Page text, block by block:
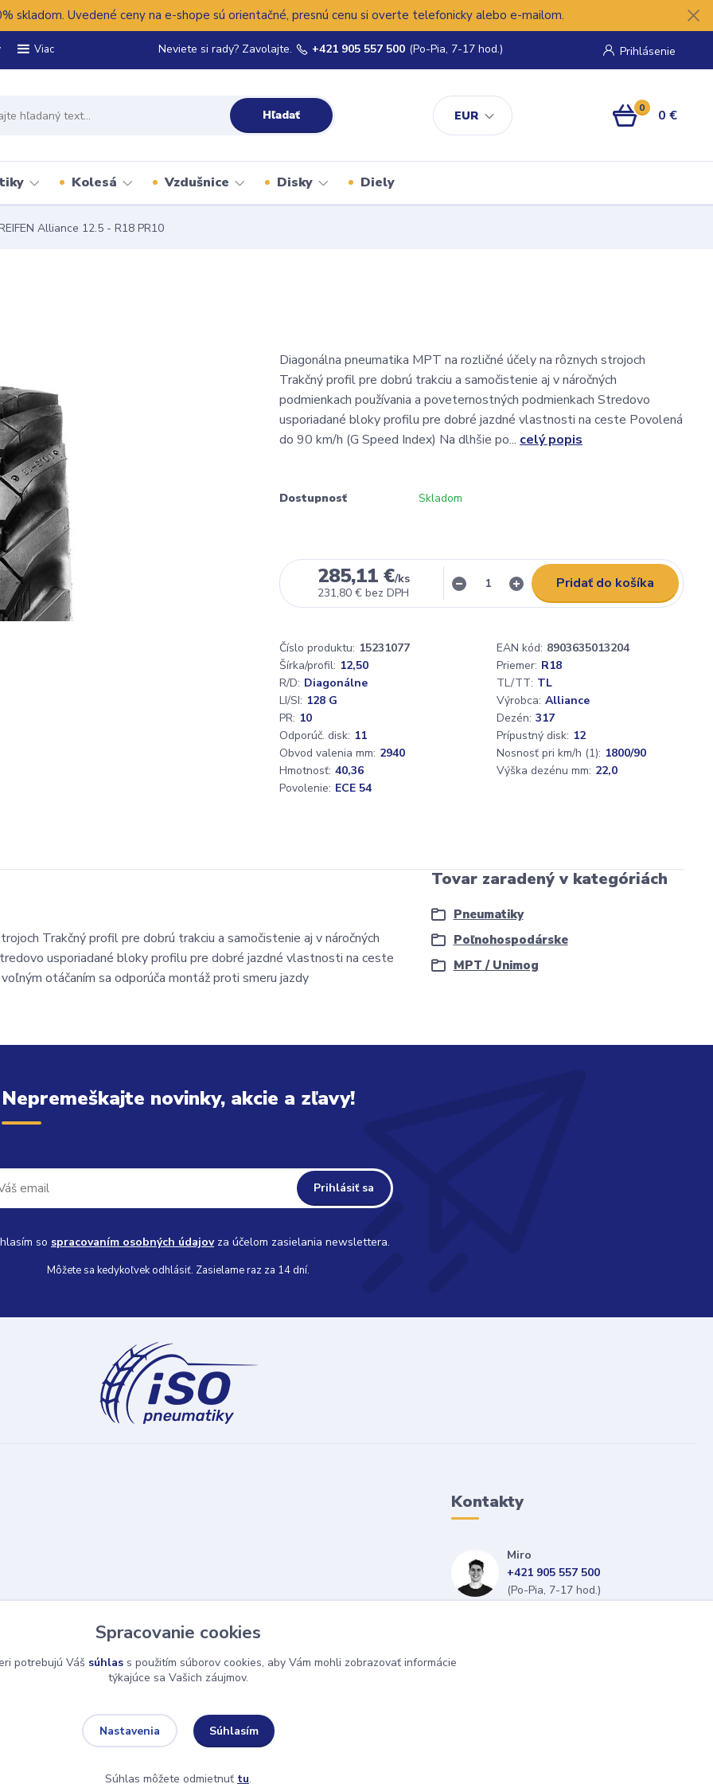
skladom. Uvedené ceny na e-shope sú orientačné, presnú cenu si overte telefonicky alebo e-mailom.
Viac
EUR
Prihlásenie
Hľadať
Neviete si rady? Zavolajte. +421 905 557 500 (Po-Pia, 7-17 hod.)
0 0 €
Kolesá Vzdušnice Disky Diely
Alliance 12.5 - R18 PR10
Diagonálna pneumatika MPT na rozličné účely na rôznych strojoch
Trakčný profil pre dobrú trakciu a samočistenie aj v náročných
podmienkach používania a poveternostných podmienkach Stredovo
usporiadané bloky profilu pre dobré jazdné vlastnosti na ceste Povolená
do 90 km/h (G Speed Index) Na dlhšie po... celý popis
Dostupnosť Skladom
285,11 €/ks
231,80 € bez DPH
Pridať do košíka
Číslo produktu: 15231077 EAN kód: 8903635013204
Šírka/profil: 12,50 Priemer: R18
R/D: Diagonálne TL/TT: TL
LI/SI: 128 G Výrobca: Alliance
PR: 10 Dezén: 317
Odporúč. disk: 11 Prípustný disk: 12
Obvod valenia mm: 2940 Nosnosť pri km/h (1): 1800/90
Hmotnosť: 40,36 Výška dezénu mm: 22,0
Povolenie: ECE 54
Trakčný profil pre dobrú trakciu a samočistenie aj v náročných
usporiadané bloky profilu pre dobré jazdné vlastnosti na ceste
otáčaním sa odporúča montáž proti smeru jazdy
Tovar zaradený v kategóriách
Pneumatiky
Poľnohospodárske
MPT / Unimog
Nepremeškajte novinky, akcie a zľavy!
Prihlásiť sa
so spracovaním osobných údajovza účelom zasielania newslettera.
Môžete sa kedykoľvek odhlásiť. Zasielame raz za 14 dní.
Kontakty
Miro
+421 905 557 500
(Po-Pia, 7-17 hod.)
Spracovanie cookies
potrebujú Váš súhlas s použitím súborov cookies, aby Vám mohli zobrazovať informácie
týkajúce sa Vašich záujmov.
Nastavenia Súhlasím
Súhlas môžete odmietnuť tu.